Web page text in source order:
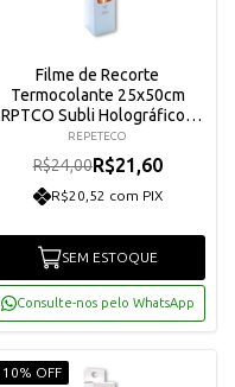
Filme de Recorte
Termocolante 25x50cm
RPTCO Subli Holográfico -
Cobre
REPETECO
R$24,00R$21,60
R$20,52 com PIX
SEM ESTOQUE
Consulte-nos pelo WhatsApp
10% OFF